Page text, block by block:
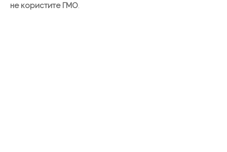
не користите ГМО.